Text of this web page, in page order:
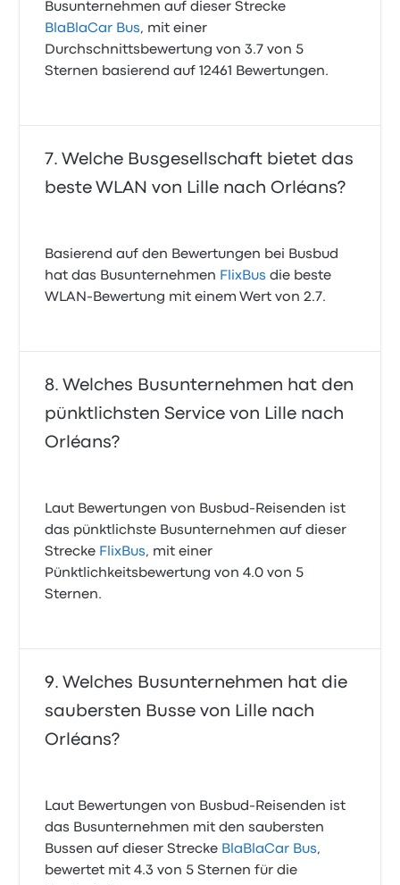
Busunternehmen auf dieser Strecke
BlaBlaCar Bus, mit einer
Durchschnittsbewertung von 3.7 von 5
Sternen basierend auf 12461 Bewertungen.
Welche Busgesellschaft bietet das
beste WLAN von Lille nach Orléans?
Basierend auf den Bewertungen bei Busbud
hat das Busunternehmen FlixBus die beste
WLAN-Bewertung mit einem Wert von 2.7.
Welches Busunternehmen hat den
pünktlichsten Service von Lille nach
Orléans?
Laut Bewertungen von Busbud-Reisenden ist
das pünktlichste Busunternehmen auf dieser
Strecke FlixBus, mit einer
Pünktlichkeitsbewertung von 4.0 von 5
Sternen.
Welches Busunternehmen hat die
saubersten Busse von Lille nach
Orléans?
Laut Bewertungen von Busbud-Reisenden ist
das Busunternehmen mit den saubersten
Bussen auf dieser Strecke BlaBlaCar Bus,
bewertet mit 4.3 von 5 Sternen für die